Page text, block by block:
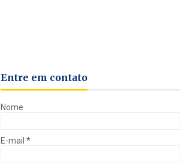
Entre em contato
Nome
E-mail *